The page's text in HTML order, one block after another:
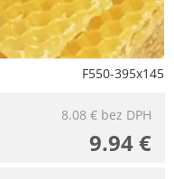
F550-395x145
8.08 € bez DPH
9.94 €